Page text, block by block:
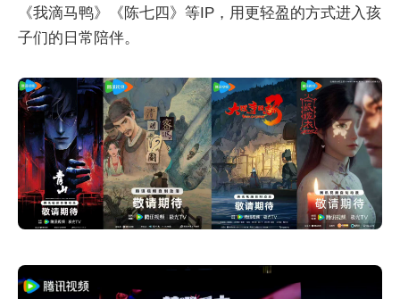
《我滴马鸭》《陈七四》等IP，用更轻盈的方式进入孩
子们的日常陪伴。